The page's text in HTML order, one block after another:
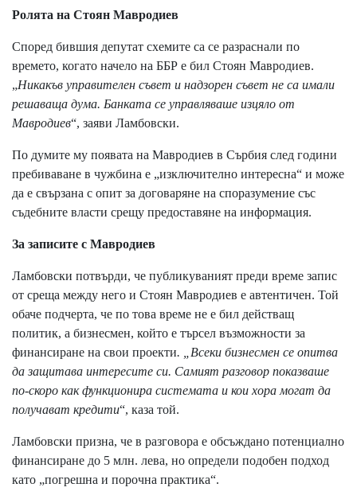
Ролята на Стоян Мавродиев
Според бившия депутат схемите са се разраснали по
времето, когато начело на ББР е бил Стоян Мавродиев.
„Никакъв управителен съвет и надзорен съвет не са имали
решаваща дума. Банката се управляваше изцяло от
Мавродиев“, заяви Ламбовски.
По думите му появата на Мавродиев в Сърбия след години
пребиваване в чужбина е „изключително интересна“ и може
да е свързана с опит за договаряне на споразумение със
съдебните власти срещу предоставяне на информация.
За записите с Мавродиев
Ламбовски потвърди, че публикуваният преди време запис
от среща между него и Стоян Мавродиев е автентичен. Той
обаче подчерта, че по това време не е бил действащ
политик, а бизнесмен, който е търсел възможности за
финансиране на свои проекти. „Всеки бизнесмен се опитва
да защитава интересите си. Самият разговор показваше
по-скоро как функционира системата и кои хора могат да
получават кредити“, каза той.
Ламбовски призна, че в разговора е обсъждано потенциално
финансиране до 5 млн. лева, но определи подобен подход
като „погрешна и порочна практика“.